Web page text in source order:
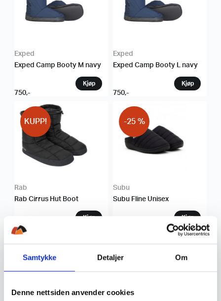
Samtykke Detaljer Om
Denne nettsiden anvender cookies
Exped
Exped Camp Booty M navy
750,-
Exped
Exped Camp Booty L navy
750,-
KUPP!
Rab
Rab Cirrus Hut Boot
719,20
-25 %
Subu
Subu Fline Unisex
KUPP! KUPP!